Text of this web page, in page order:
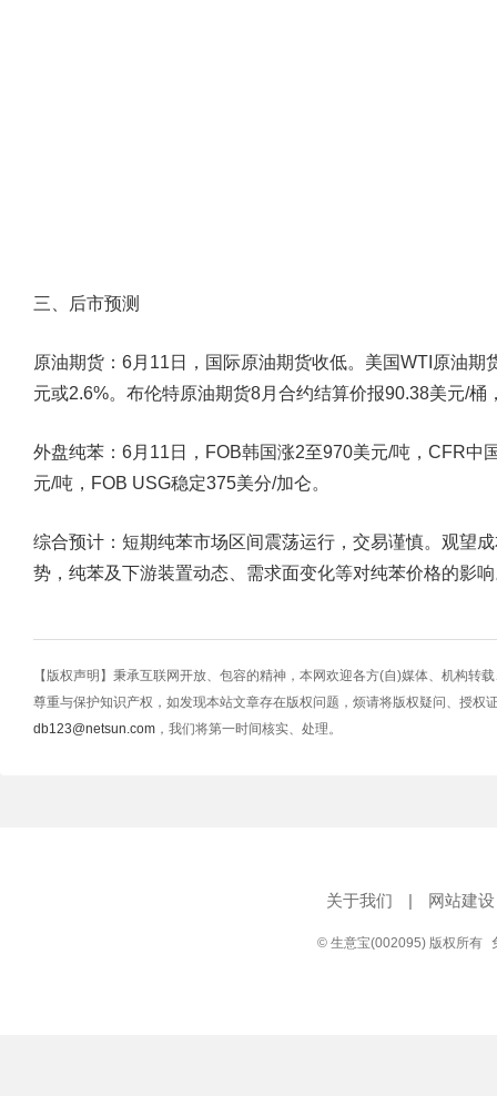
三、后市预测
原油期货：6月11日，国际原油期货收低。美国WTI原油
元或2.6%。布伦特原油期货8月合约结算价报90.38美元/桶
外盘纯苯：6月11日，FOB韩国涨2至970美元/吨，CFR中
元/吨，FOB USG稳定375美分/加仑。
综合预计：短期纯苯市场区间震荡运行，交易谨慎。观望
势，纯苯及下游装置动态、需求面变化等对纯苯价格的影
【版权声明】秉承互联网开放、包容的精神，本网欢迎各方(自)媒体、机构转
尊重与保护知识产权，如发现本站文章存在版权问题，烦请将版权疑问、授权
db123@netsun.com ，我们将第一时间核实、处理。
关于我们 | 网站建设
© 生意宝(002095) 版权所有